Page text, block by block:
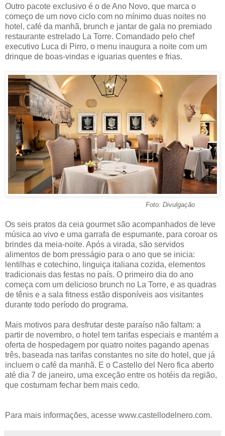
Outro pacote exclusivo é o de Ano Novo, que marca o
começo de um novo ciclo com no mínimo duas noites no
hotel, café da manhã, brunch e jantar de gala no premiado
restaurante estrelado La Torre. Comandado pelo chef
executivo Luca di Pirro, o menu inaugura a noite com um
drinque de boas-vindas e iguarias quentes e frias.
Foto: Divulgação
Os seis pratos da ceia gourmet são acompanhados de leve
música ao vivo e uma garrafa de espumante, para coroar os
brindes da meia-noite. Após a virada, são servidos
alimentos de bom presságio para o ano que se inicia:
lentilhas e cotechino, linguiça italiana cozida, elementos
tradicionais das festas no país. O primeiro dia do ano
começa com um delicioso brunch no La Torre, e as quadras
de tênis e a sala fitness estão disponíveis aos visitantes
durante todo período do programa.
Mais motivos para desfrutar deste paraíso não faltam: a
partir de novembro, o hotel tem tarifas especiais e mantém a
oferta de hospedagem por quatro noites pagando apenas
três, baseada nas tarifas constantes no site do hotel, que já
incluem o café da manhã. E o Castello del Nero fica aberto
até dia 7 de janeiro, uma exceção entre os hotéis da região,
que costumam fechar bem mais cedo.
Para mais informações, acesse www.castellodelnero.com.